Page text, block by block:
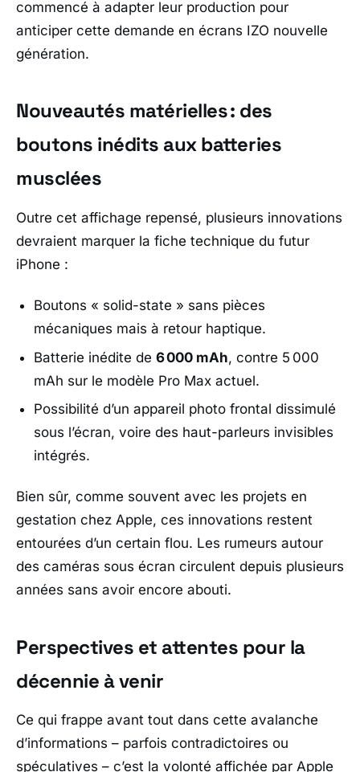
commencé à adapter leur production pour
anticiper cette demande en écrans IZO nouvelle
génération.
Nouveautés matérielles : des
boutons inédits aux batteries
musclées
Outre cet affichage repensé, plusieurs innovations
devraient marquer la fiche technique du futur
iPhone :
Boutons « solid-state » sans pièces
mécaniques mais à retour haptique.
Batterie inédite de6 000 mAh, contre 5 000
mAh sur le modèle Pro Max actuel.
Possibilité d’un appareil photo frontal dissimulé
sous l’écran, voire des haut-parleurs invisibles
intégrés.
Bien sûr, comme souvent avec les projets en
gestation chez Apple, ces innovations restent
entourées d’un certain flou. Les rumeurs autour
des caméras sous écran circulent depuis plusieurs
années sans avoir encore abouti.
Perspectives et attentes pour la
décennie à venir
Ce qui frappe avant tout dans cette avalanche
d’informations – parfois contradictoires ou
spéculatives – c’est la volonté affichée par Apple